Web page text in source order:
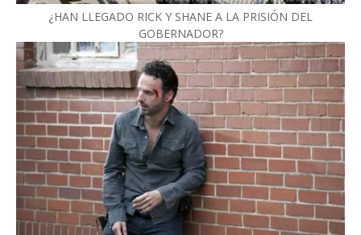
¿HAN LLEGADO RICK Y SHANE A LA PRISIÓN DEL
GOBERNADOR?